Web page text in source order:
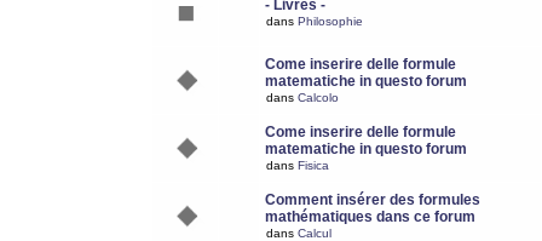
- Livres -
dans Philosophie
Come inserire delle formule
matematiche in questo forum
dans Calcolo
Come inserire delle formule
matematiche in questo forum
dans Fisica
Comment insérer des formules
mathématiques dans ce forum
dans Calcul